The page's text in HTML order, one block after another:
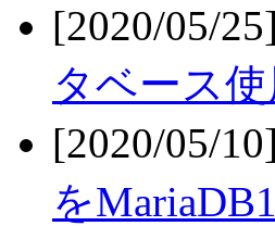
[2020/05/
タベース
[2020/05/
を